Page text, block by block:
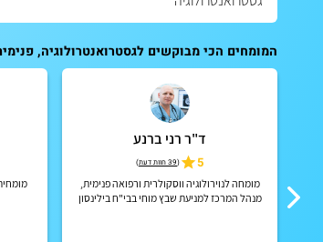
המומחים הכי מבוקשים לגסטרואנטרולוגיה,
ד"ר רני ברנע
5
(39 חוות דעת )
מומחה לנוירולוגיה ווסקולרית ורפואה פנימית,
מנהל המרכז למניעת שבץ מוחי בבי"ח בילינסון